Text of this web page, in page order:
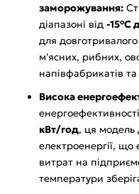
заморожування:
діапазоні від -15°C
для
м'ясних, рибних,
напівфабрикатів
Висока
енергоефективності
кВт/год, ця модель
електроенергії, що
витрат на
температури